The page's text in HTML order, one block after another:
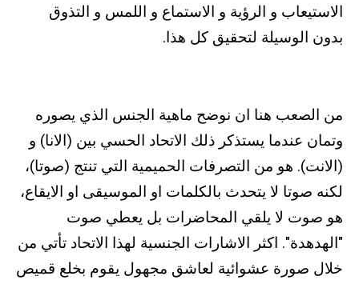
الاستيعاب و الرؤية و الاستماع و اللمس و التذوق
بدون الوسيلة لتحقيق كل هذا.
من الصعب هنا ان نوضح ماهية الجنس الذي يصوره
وتمان عندما يستذكر ذلك الاتحاد الحسي بين (الانا) و
(الانت). هو من التصرفات الحميمية التي تنتج (صوتا)،
لكنه صوتا لا يتحدث بالكلمات او الموسيقى او الايقاع،
هو صوت لا يلقي المحاضرات بل يعطي صوت
"الهدهدة". اكثر الاشارات الجنسية لهذا الاتحاد تأتي من
خلال صورة عشوائية لعاشق مجهول يقوم بخلع قميص